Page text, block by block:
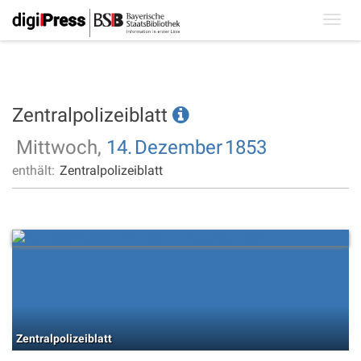
Zentralpolizeiblatt
Mittwoch, 14. Dezember1853
enthält: Zentralpolizeiblatt
Zentralpolizeiblatt